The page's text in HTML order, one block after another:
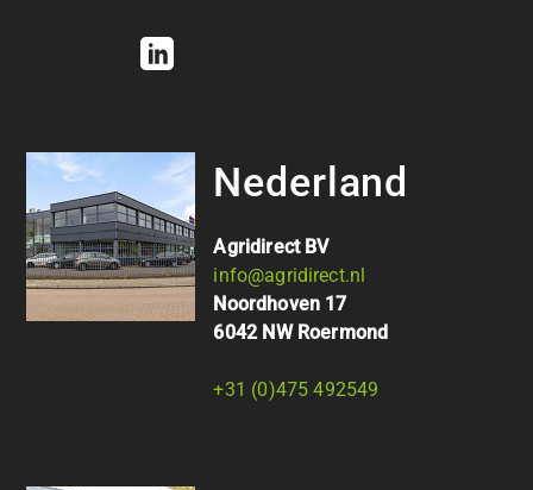
Nederland
Agridirect BV
info@agridirect.nl
Noordhoven 17
6042 NW Roermond
+31 (0)475 492549